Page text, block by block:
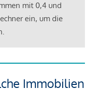
mit 0,4 und
ein, um die
Immobilien